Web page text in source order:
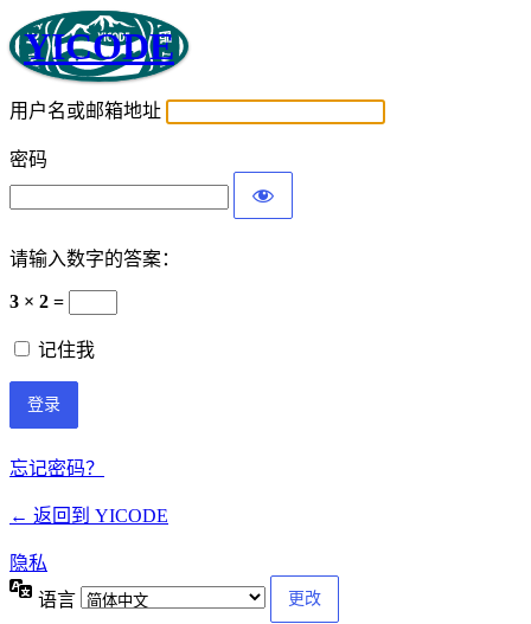
YICODE
用户名或邮箱地址
密码
请输入数字的答案：
3 × 2 =
记住我
忘记密码？
← 返回到 YICODE
隐私
语言